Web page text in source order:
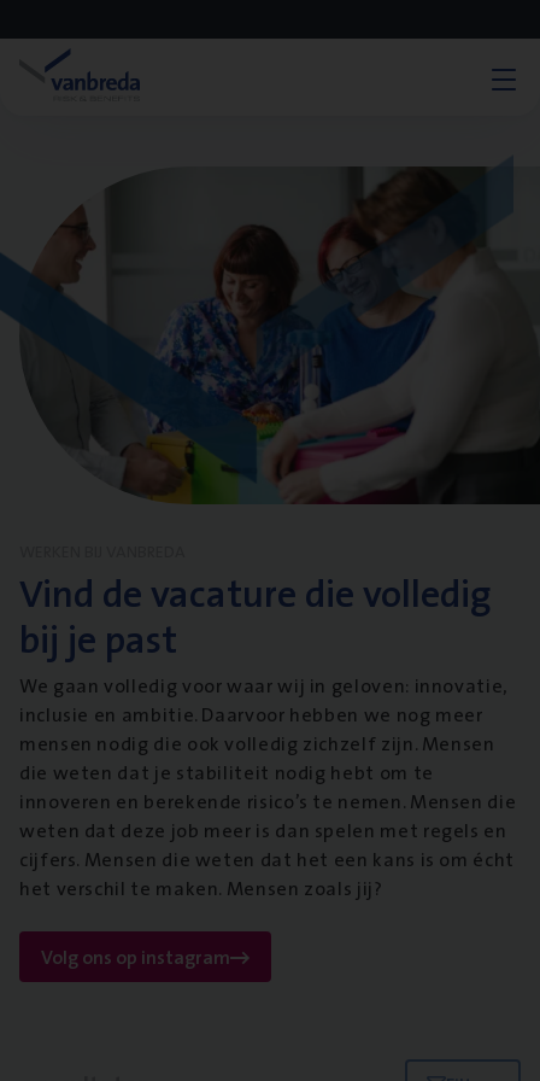
Vind de vacature die volledig
bij je past
We gaan volledig voor waar wij in geloven: innovatie,
inclusie en ambitie. Daarvoor hebben we nog meer
mensen nodig die ook volledig zichzelf zijn. Mensen
die weten dat je stabiliteit nodig hebt om te
innoveren en berekende risico’s te nemen. Mensen die
weten dat deze job meer is dan spelen met regels en
cijfers. Mensen die weten dat het een kans is om écht
het verschil te maken. Mensen zoals jij?
Volg ons op instagram